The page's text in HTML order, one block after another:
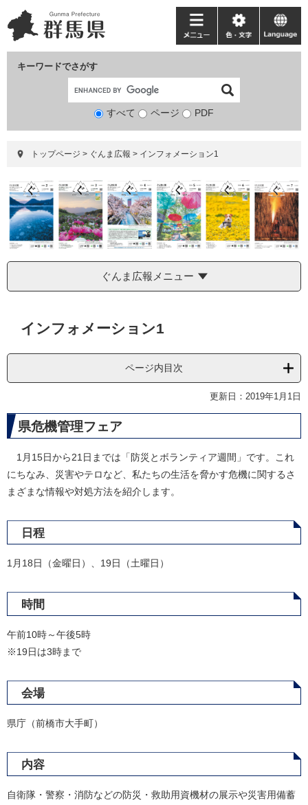
ー
ジ
ニ
ュ
て
キーワードでさがす
検
象
すべて ページ PDF
メ
ニ
ー
色・
文
language
トップページ > ぐんま広報 > インフォメーション1
ぐんま広報メニュー
インフォメーション1
ページ内目次
更新日：2019年1月1日
県危機管理フェア
1月15日から21日までは「防災とボランティア週間」です。これ
にちなみ、災害やテロなど、私たちの生活を脅かす危機に関するさ
まざまな情報や対処方法を紹介します。
日程
1月18日（金曜日）、19日（土曜日）
時間
午前10時～午後5時
※19日は3時まで
会場
県庁（前橋市大手町）
内容
自衛隊・警察・消防などの防災・救助用資機材の展示や災害用備蓄